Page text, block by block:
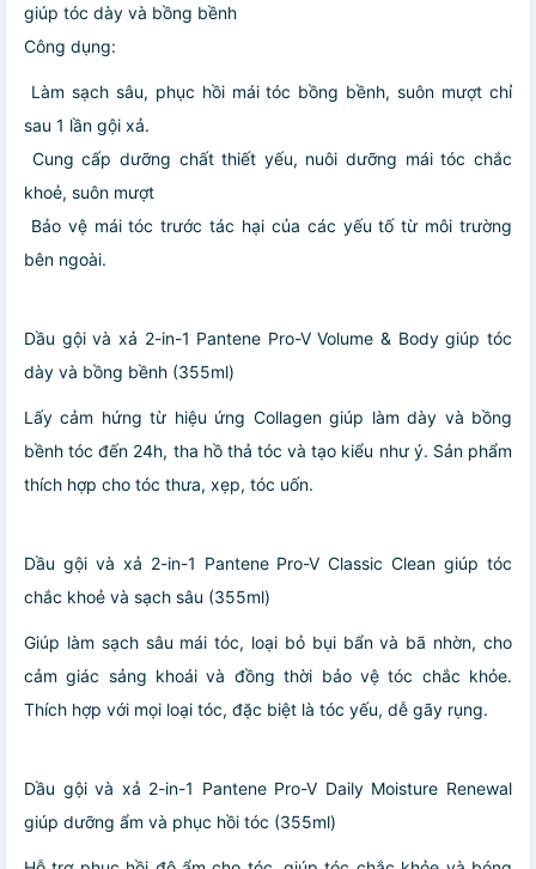
giúp tóc dày và bồng bềnh
Công dụng:
Làm sạch sâu, phục hồi mái tóc bồng bềnh, suôn mượt chỉ
sau 1 lần gội xả.
Cung cấp dưỡng chất thiết yếu, nuôi dưỡng mái tóc chắc
khoẻ, suôn mượt
Bảo vệ mái tóc trước tác hại của các yếu tố từ môi trường
bên ngoài.
Dầu gội và xả 2-in-1 Pantene Pro-V Volume & Body giúp tóc
dày và bồng bềnh (355ml)
Lấy cảm hứng từ hiệu ứng Collagen giúp làm dày và bồng
bềnh tóc đến 24h, tha hồ thả tóc và tạo kiểu như ý. Sản phẩm
thích hợp cho tóc thưa, xẹp, tóc uốn.
Dầu gội và xả 2-in-1 Pantene Pro-V Classic Clean giúp tóc
chắc khoẻ và sạch sâu (355ml)
Giúp làm sạch sâu mái tóc, loại bỏ bụi bẩn và bã nhờn, cho
cảm giác sảng khoái và đồng thời bảo vệ tóc chắc khỏe.
Thích hợp với mọi loại tóc, đặc biệt là tóc yếu, dễ gãy rụng.
Dầu gội và xả 2-in-1 Pantene Pro-V Daily Moisture Renewal
giúp dưỡng ẩm và phục hồi tóc (355ml)